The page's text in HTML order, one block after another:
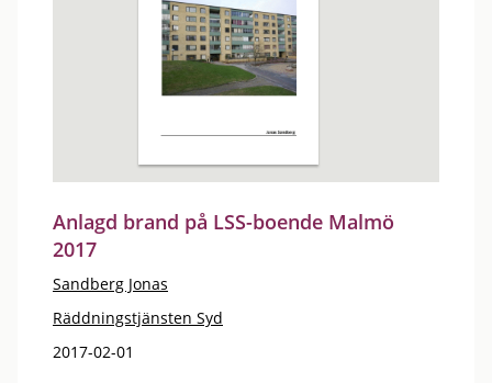
Anlagd brand på LSS-boende Malmö
2017
Sandberg Jonas
Räddningstjänsten Syd
2017-02-01